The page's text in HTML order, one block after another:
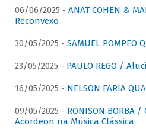
06/06/2025 - ANAT COHEN &
Reconvexo
30/05/2025 - SAMUEL POMPEO
23/05/2025 - PAULO REGO /
16/05/2025 - NELSON FARIA
09/05/2025 - RONISON BORBA
Acordeon na Música Clássica